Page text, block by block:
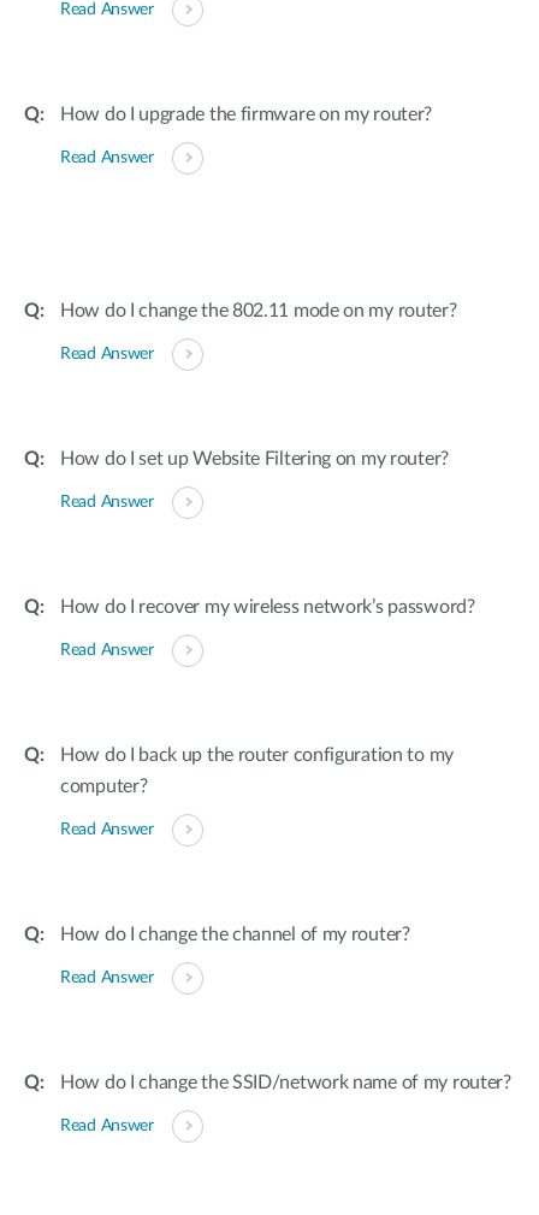
Read Answer
How do I upgrade the firmware on my router?
Read Answer
How do I change the 802.11 mode on my router?
Read Answer
How do I set up Website Filtering on my router?
Read Answer
How do I recover my wireless network’s password?
Read Answer
How do I back up the router configuration to my
computer?
Read Answer
How do I change the channel of my router?
Read Answer
How do I change the SSID/network name of my router?
Read Answer